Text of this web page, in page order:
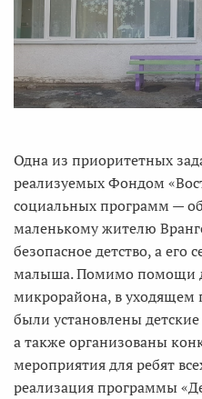
Одна из приоритетных
реализуемых Фондом
социальных программ —
маленькому жителю
безопасное детство, а его
малыша. Помимо помощи
микрорайона, в уходящем
были установлены
а также организованы
мероприятия для ребят
реализация программы